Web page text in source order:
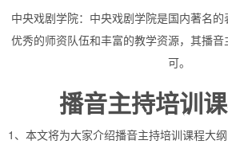
中央戏剧学院：中央戏剧学院是国内著名
优秀的师资队伍和丰富的教学资源，其播
可。
播音主持培训
1、本文将为大家介绍播音主持培训课程大